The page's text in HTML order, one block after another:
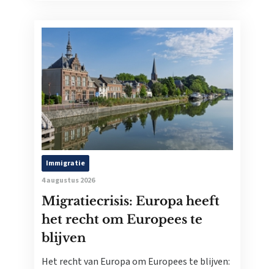
Immigratie
4 augustus 2026
Migratiecrisis: Europa heeft
het recht om Europees te
blijven
Het recht van Europa om Europees te blijven: